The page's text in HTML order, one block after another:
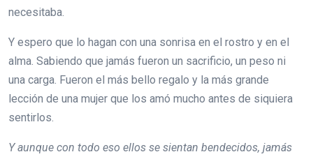
necesitaba.
Y espero que lo hagan con una sonrisa en el rostro y en el
alma. Sabiendo que jamás fueron un sacrificio, un peso ni
una carga. Fueron el más bello regalo y la más grande
lección de una mujer que los amó mucho antes de siquiera
sentirlos.
Y aunque con todo eso ellos se sientan bendecidos, jamás